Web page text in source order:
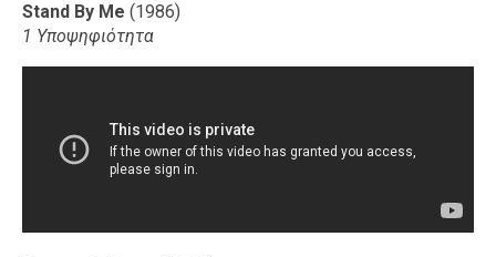
Stand By Me (1986)
1 Υποψηφιότητα